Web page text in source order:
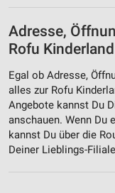
Adresse,
Rofu
Egal ob Adresse,
alles zur Rofu
Angebote kannst Du
anschauen. Wenn Du
kannst Du über die
Deiner Lieblings-